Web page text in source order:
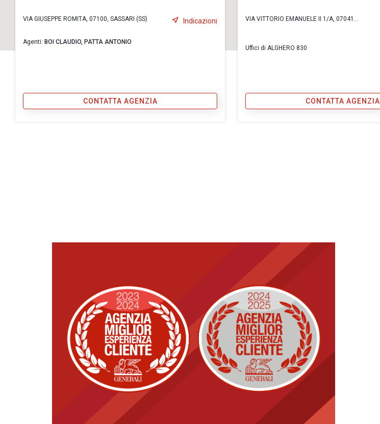
VIA GIUSEPPE ROMITA, 07100, SASSARI (SS) Indicazioni
Agenti: BOI CLAUDIO, PATTA ANTONIO
CONTATTA AGENZIA
VIA VITTORIO EMANUELE II 1/A, 07041...
Uffici di ALGHERO 830
CONTATTA AGENZIA